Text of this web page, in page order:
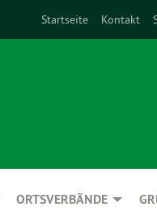
Startseite Kontakt
ORTSVERBÄNDE